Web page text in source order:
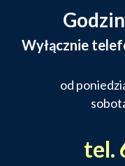
Wyłącznie
od
tel.